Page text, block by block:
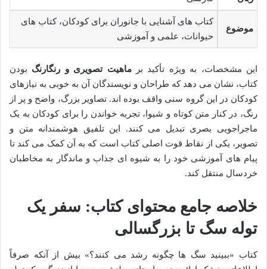
موضوع
کتاب های آشنایی با جانوران برای کودکان، کتاب های
حیوانات، علمی و آموزشی
این مشخصات، به ویژه تأکید برماهیت تصویری و رنگارنگ بودن
کتاب، نشان می دهد که طراحان و نویسندگان آن به خوبی به نیازهای
کودکان در این گروه سنی واقف بوده اند. تصاویر بزرگ، واضح و پر از
رنگ، در کنار متن کوتاه و شیوا، تجربه خواندن را برای کودکان به یک
ماجراجویی بصری تبدیل می کنند. این تلفیق هوشمندانه متن و
تصویر، یکی از نقاط قوت اصلی کتاب است که به آن کمک می کند تا
پیام های آموزشی خود را به شیوه ای جذاب و ماندگار به مخاطبان
خردسال منتقل کند.
خلاصه جامع محتوای کتاب: سفر یک
توله سگ تا بزرگسالی
کتاب «ببینید سگ ها چگونه رشد می کنند؟» بیش از آنکه صرفاً